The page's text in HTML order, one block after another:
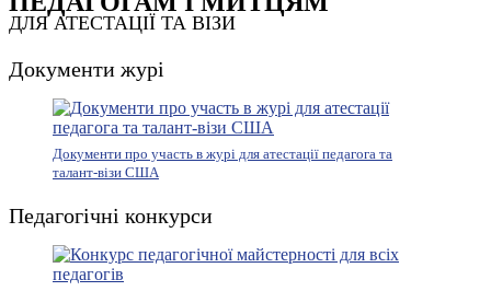
ДЛЯ АТЕСТАЦІЇ ТА ВІЗИ
Документи журі
Документи про участь в журі для атестації педагога та
талант-візи США
Педагогічні конкурси